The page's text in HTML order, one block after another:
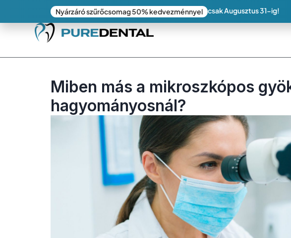
Miben más a mikroszkópos
hagyományosnál?
Nyárzáró szűrőcsomag 50% kedvezménnyel csak Augusztus 31-ig!